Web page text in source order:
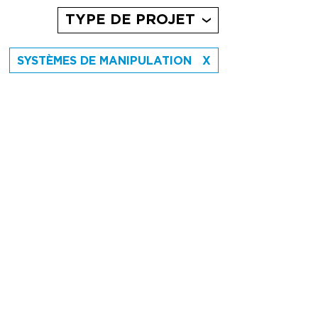
SYSTÈMES DE MANIPULATION X
TYPE DE PROJET